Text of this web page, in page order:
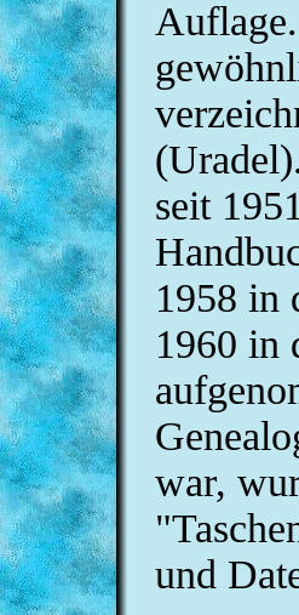
seit
1958 in
1960 in
war,
und